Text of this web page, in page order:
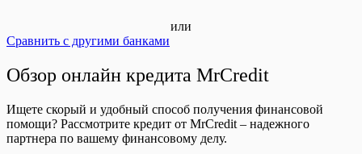
или
Сравнить с другими банками
Обзор онлайн кредита MrCredit
Ищете скорый и удобный способ получения финансовой
помощи? Рассмотрите кредит от MrCredit – надежного
партнера по вашему финансовому делу.